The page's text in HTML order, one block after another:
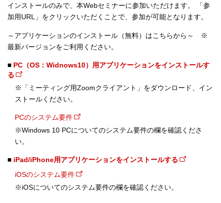
インストールのみで、本Webセミナーに参加いただけます。 「参
加用URL」をクリックいただくことで、参加が可能となります。
～アプリケーションのインストール（無料）はこちらから～ ※
最新バージョンをご利用ください。
■ PC（OS：Widnows10）用アプリケーションをインストールす
る
※「ミーティング用Zoomクライアント」をダウンロード、イン
ストールください。
PCのシステム要件
※Windows 10 PCについてのシステム要件の欄を確認くださ
い。
■ iPad/iPhone用アプリケーションをインストールする
iOSのシステム要件
※iOSについてのシステム要件の欄を確認ください。